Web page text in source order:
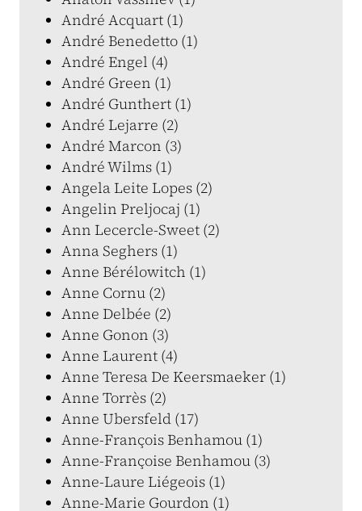
André Acquart (1)
André Benedetto (1)
André Engel (4)
André Green (1)
André Gunthert (1)
André Lejarre (2)
André Marcon (3)
André Wilms (1)
Angela Leite Lopes (2)
Angelin Preljocaj (1)
Ann Lecercle-Sweet (2)
Anna Seghers (1)
Anne Bérélowitch (1)
Anne Cornu (2)
Anne Delbée (2)
Anne Gonon (3)
Anne Laurent (4)
Anne Teresa De Keersmaeker (1)
Anne Torrès (2)
Anne Ubersfeld (17)
Anne-François Benhamou (1)
Anne-Françoise Benhamou (3)
Anne-Laure Liégeois (1)
Anne-Marie Gourdon (1)